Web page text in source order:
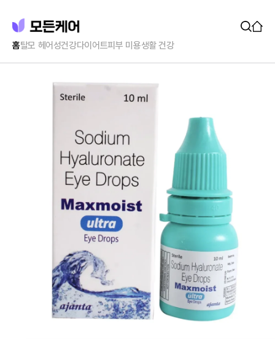
홈탈모 헤어 성건강다이어트피부 미용생활 건강